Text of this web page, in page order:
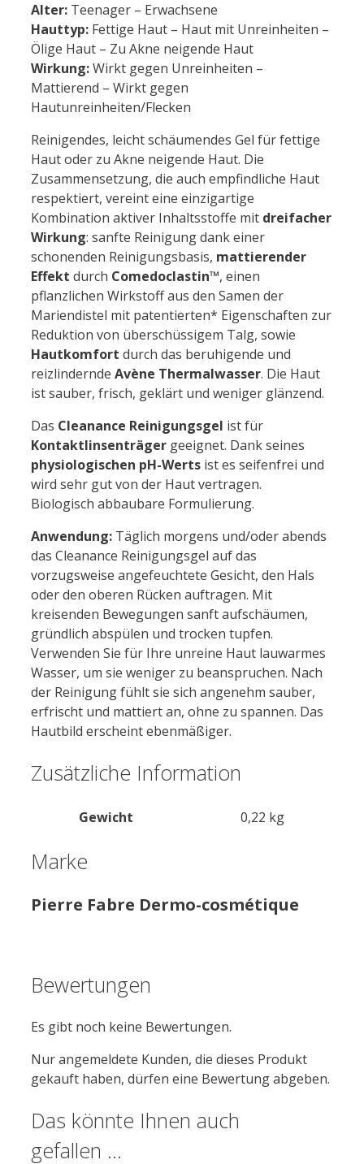
Alter: Teenager – Erwachsene
Hauttyp: Fettige Haut – Haut mit Unreinheiten –
Ölige Haut – Zu Akne neigende Haut
Wirkung:Wirkt gegen Unreinheiten –
Mattierend – Wirkt gegen
Hautunreinheiten/Flecken
Reinigendes, leicht schäumendes Gel für fettige
Haut oder zu Akne neigende Haut. Die
Zusammensetzung, die auch empfindliche Haut
respektiert, vereint eine einzigartige
Kombination aktiver Inhaltsstoffe mit dreifacher
Wirkung: sanfte Reinigung dank einer
schonenden Reinigungsbasis, mattierender
Effekt durch Comedoclastin™, einen
pflanzlichen Wirkstoff aus den Samen der
Mariendistel mit patentierten* Eigenschaften zur
Reduktion von überschüssigem Talg, sowie
Hautkomfort durch das beruhigende und
reizlindernde Avène Thermalwasser. Die Haut
ist sauber, frisch, geklärt und weniger glänzend.
Das Cleanance Reinigungsgel ist für
Kontaktlinsenträger geeignet. Dank seines
physiologischen pH-Werts ist es seifenfrei und
wird sehr gut von der Haut vertragen.
Biologisch abbaubare Formulierung.
Anwendung: Täglich morgens und/oder abends
das Cleanance Reinigungsgel auf das
vorzugsweise angefeuchtete Gesicht, den Hals
oder den oberen Rücken auftragen. Mit
kreisenden Bewegungen sanft aufschäumen,
gründlich abspülen und trocken tupfen.
Verwenden Sie für Ihre unreine Haut lauwarmes
Wasser, um sie weniger zu beanspruchen. Nach
der Reinigung fühlt sie sich angenehm sauber,
erfrischt und mattiert an, ohne zu spannen. Das
Hautbild erscheint ebenmäßiger.
Zusätzliche Information
Gewicht 0,22 kg
Marke
Pierre Fabre Dermo-cosmétique
Bewertungen
Es gibt noch keine Bewertungen.
Nur angemeldete Kunden, die dieses Produkt
gekauft haben, dürfen eine Bewertung abgeben.
Das könnte Ihnen auch
gefallen …